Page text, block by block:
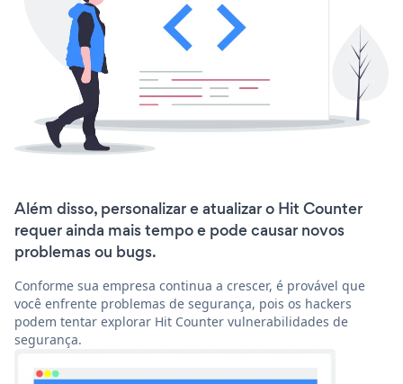
Além disso, personalizar e atualizar o Hit Counter
requer ainda mais tempo e pode causar novos
problemas ou bugs.
Conforme sua empresa continua a crescer, é provável que
você enfrente problemas de segurança, pois os hackers
podem tentar explorar Hit Counter vulnerabilidades de
segurança.